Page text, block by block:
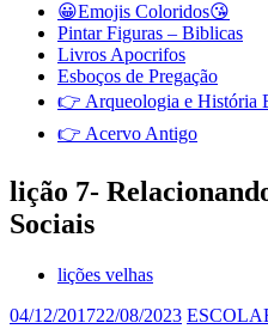
😀Emojis Coloridos😘
Pintar Figuras – Biblicas
Livros Apocrifos
Esboços de Pregação
👉 Arqueologia e História
👉 Acervo Antigo
lição 7-
Sociais
lições velhas
04/12/201722/08/2023